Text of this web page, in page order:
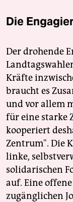
Die
Der drohende
Kräfte
braucht es
und vor allem
für eine starke
kooperiert
Zentrum". Die
linke,
solidarischen
auf. Eine
zugänglichen